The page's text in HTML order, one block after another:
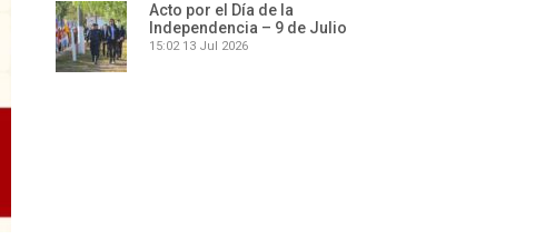
Acto por el Día de la
Independencia – 9 de Julio
15:02 13 Jul 2026